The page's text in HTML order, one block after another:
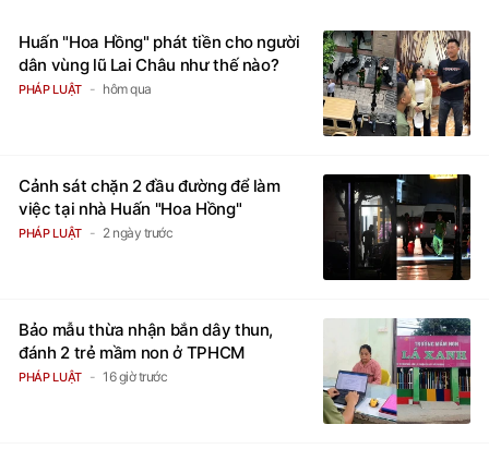
Huấn "Hoa Hồng" phát tiền cho người
dân vùng lũ Lai Châu như thế nào?
PHÁP LUẬT hôm qua
Cảnh sát chặn 2 đầu đường để làm
việc tại nhà Huấn "Hoa Hồng"
PHÁP LUẬT 2 ngày trước
Bảo mẫu thừa nhận bắn dây thun,
đánh 2 trẻ mầm non ở TPHCM
PHÁP LUẬT 16 giờ trước